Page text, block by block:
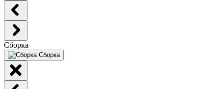
Сборка
Сборка